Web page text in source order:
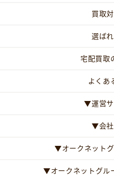
買取
選ば
宅配買取
よくあ
▼運営
▼会
▼オークネット
▼オークネットグル